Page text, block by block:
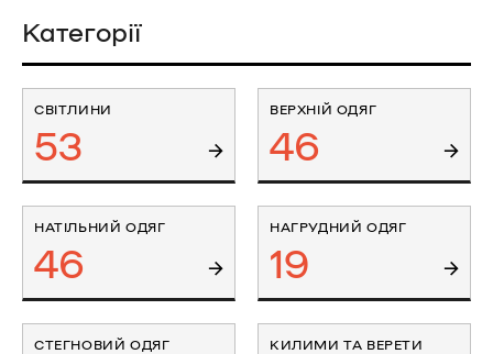
Категорії
СВІТЛИНИ
53
ВЕРХНІЙ ОДЯГ
46
НАТІЛЬНИЙ ОДЯГ
46
НАГРУДНИЙ ОДЯГ
19
СТЕГНОВИЙ ОДЯГ КИЛИМИ ТА ВЕРЕТИ